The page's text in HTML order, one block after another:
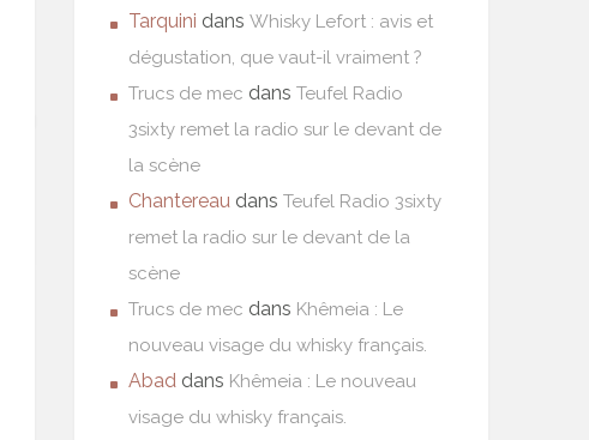
Tarquini dans Whisky Lefort : avis et
dégustation, que vaut-il vraiment ?
Trucs de mec dans Teufel Radio
3sixty remet la radio sur le devant de
la scène
Chantereau dans Teufel Radio 3sixty
remet la radio sur le devant de la
scène
Trucs de mec dans Khêmeia : Le
nouveau visage du whisky français.
Abad dans Khêmeia : Le nouveau
visage du whisky français.